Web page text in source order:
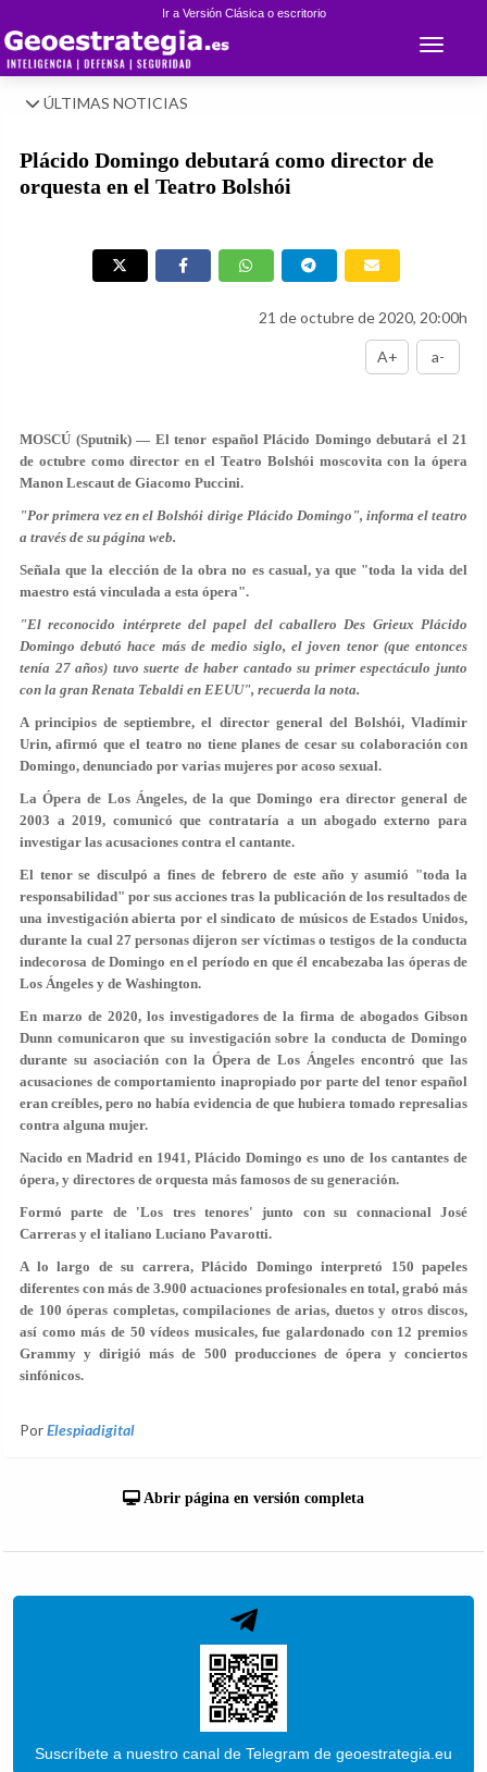
Ir a Versión Clásica o escritorio
Toggle
ÚLTIMAS NOTICIAS
Plácido Domingo debutará como director de
orquesta en el Teatro Bolshói
21 de octubre de 2020, 20:00h
A+ a-
MOSCÚ (Sputnik) — El tenor español Plácido Domingo debutará el 21
de octubre como director en el Teatro Bolshói moscovita con la ópera
Manon Lescaut de Giacomo Puccini.
"Por primera vez en el Bolshói dirige Plácido Domingo", informa el teatro
a través de su página web.
Señala que la elección de la obra no es casual, ya que "toda la vida del
maestro está vinculada a esta ópera".
"El reconocido intérprete del papel del caballero Des Grieux Plácido
Domingo debutó hace más de medio siglo, el joven tenor (que entonces
tenía 27 años) tuvo suerte de haber cantado su primer espectáculo junto
con la gran Renata Tebaldi en EEUU", recuerda la nota.
A principios de septiembre, el director general del Bolshói, Vladímir
Urin, afirmó que el teatro no tiene planes de cesar su colaboración con
Domingo, denunciado por varias mujeres por acoso sexual.
La Ópera de Los Ángeles, de la que Domingo era director general de
2003 a 2019, comunicó que contrataría a un abogado externo para
investigar las acusaciones contra el cantante.
El tenor se disculpó a fines de febrero de este año y asumió "toda la
responsabilidad" por sus acciones tras la publicación de los resultados de
una investigación abierta por el sindicato de músicos de Estados Unidos,
durante la cual 27 personas dijeron ser víctimas o testigos de la conducta
indecorosa de Domingo en el período en que él encabezaba las óperas de
Los Ángeles y de Washington.
En marzo de 2020, los investigadores de la firma de abogados Gibson
Dunn comunicaron que su investigación sobre la conducta de Domingo
durante su asociación con la Ópera de Los Ángeles encontró que las
acusaciones de comportamiento inapropiado por parte del tenor español
eran creíbles, pero no había evidencia de que hubiera tomado represalias
contra alguna mujer.
Nacido en Madrid en 1941, Plácido Domingo es uno de los cantantes de
ópera, y directores de orquesta más famosos de su generación.
Formó parte de 'Los tres tenores' junto con su connacional José
Carreras y el italiano Luciano Pavarotti.
A lo largo de su carrera, Plácido Domingo interpretó 150 papeles
diferentes con más de 3.900 actuaciones profesionales en total, grabó más
de 100 óperas completas, compilaciones de arias, duetos y otros discos,
así como más de 50 vídeos musicales, fue galardonado con 12 premios
Grammy y dirigió más de 500 producciones de ópera y conciertos
sinfónicos.
PorElespiadigital
Abrir página en versión completa
Suscríbete a nuestro canal de Telegram de geoestrategia.eu